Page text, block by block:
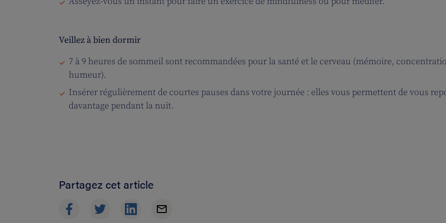
Veillez à bien dormir
7 à 9 heures de sommeil sont recommandées pour la santé et le cerveau (mémoire,
humeur).
Insérer régulièrement de courtes pauses dans votre journée : elles vous permettent de vous
davantage pendant la nuit.
Partagez cet article